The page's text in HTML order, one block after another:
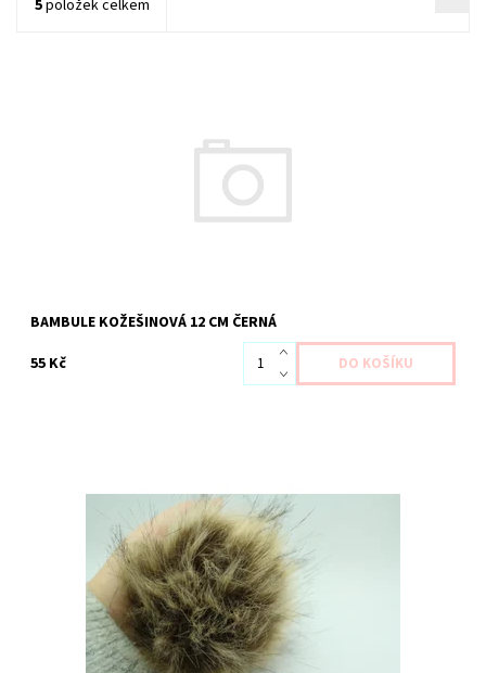
5položek celkem
BAMBULE KOŽEŠINOVÁ 12 CM ČERNÁ
55 Kč
Skladem 7 ks
1990